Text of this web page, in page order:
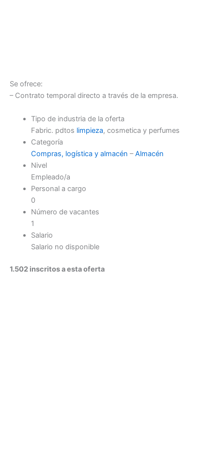
Se ofrece:
– Contrato temporal directo a través de la empresa.
Tipo de industria de la oferta
Fabric. pdtos limpieza, cosmetica y perfumes
Categoría
Compras, logística y almacén –Almacén
Nivel
Empleado/a
Personal a cargo
0
Número de vacantes
1
Salario
Salario no disponible
1.502 inscritos a esta oferta